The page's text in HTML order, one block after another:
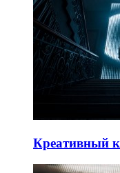
Креативный